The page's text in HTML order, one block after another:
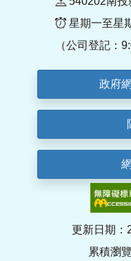
星期一至星
（公司登記：
政府
更新日期：
累積瀏